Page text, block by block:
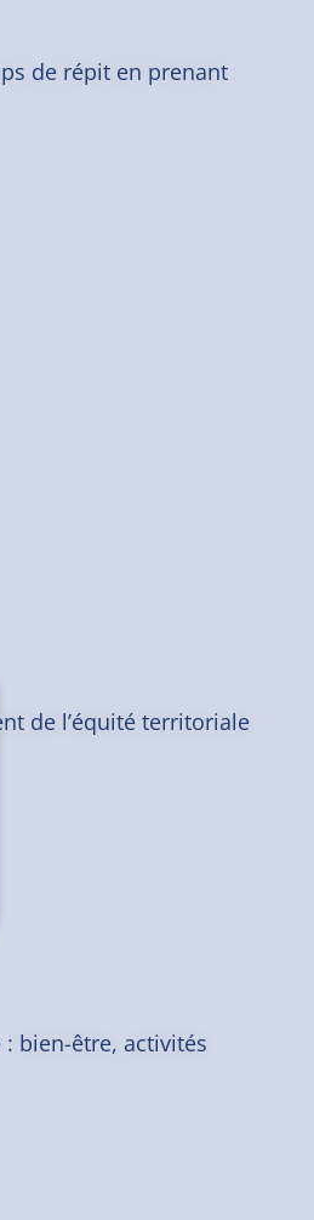
de répit en prenant
de l’équité territoriale
bien-être, activités
le bandeau des cookies